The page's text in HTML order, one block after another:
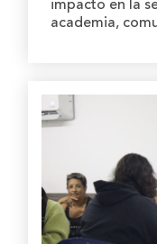
impacto en la
academia,